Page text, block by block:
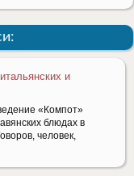
и
«Компот»
блюдах в
человек,